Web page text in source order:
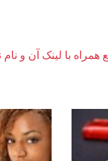
همراه با لینک آن و